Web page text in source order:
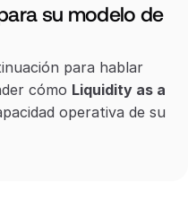
su modelo de
para hablar
cómo Liquidity as a
operativa de su